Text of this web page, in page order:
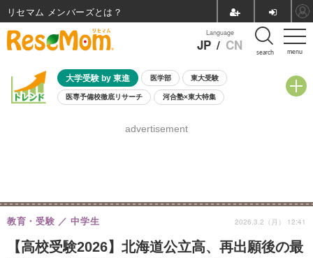
menu
Language
JP / CN search
大学受験 by 東進 医学部 東大受験
医専予備校徹底リサーチ 河合塾×東大特集
8月開催学校説明会・相談会
advertisement
【高校受験2026】北海道公立高、再出願後の最
教育・受験 中学生 2026.3.2（月） 12:41
リセマム メンバーズ